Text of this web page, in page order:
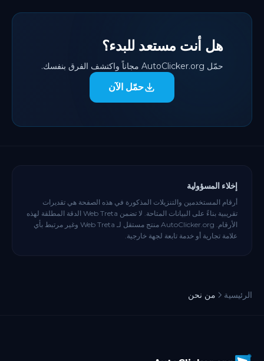
هل أنت مستعد للبدء؟
حمّل AutoClicker.org مجاناً واكتشف الفرق بنفسك.
حمّل الآن
إخلاء المسؤولية
أرقام المستخدمين والتنزيلات المذكورة في هذه الصفحة هي تقديرات
تقريبية بناءً على البيانات المتاحة. لا تضمن Web Treta الدقة المطلقة لهذه
الأرقام. AutoClicker.org منتج مستقل لـ Web Treta وغير مرتبط بأي
علامة تجارية أو خدمة تابعة لجهة خارجية.
الرئيسية من نحن